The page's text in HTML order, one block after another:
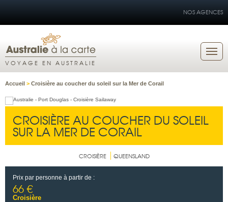
NOS AGENCES
VOYAGE EN AUSTRALIE
Accueil > Croisière au coucher du soleil sur la Mer de Corail
CROISIÈRE AU COUCHER DU SOLEIL
SUR LA MER DE CORAIL
CROISIÈRE QUEENSLAND
Prix par personne à partir de :
66 €
Croisière